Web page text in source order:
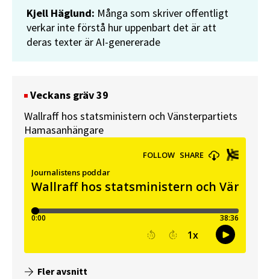
Kjell Häglund: Många som skriver offentligt
verkar inte förstå hur uppenbart det är att
deras texter är AI-genererade
Veckans gräv 39
Wallraff hos statsministern och Vänsterpartiets
Hamasanhängare
Fler avsnitt